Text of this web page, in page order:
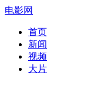
电影网
首页
新闻
视频
大片